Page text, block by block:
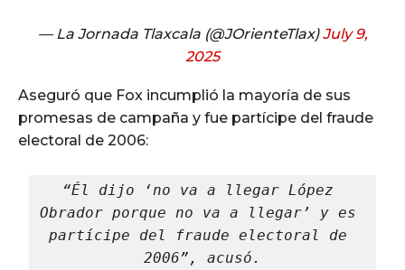
— La Jornada Tlaxcala (@JOrienteTlax)July 9,
2025
Aseguró que Fox incumplió la mayoría de sus
promesas de campaña y fue partícipe del fraude
electoral de 2006:
“Él dijo ‘no va a llegar López
Obrador porque no va a llegar’ y es
partícipe del fraude electoral de
2006”, acusó.